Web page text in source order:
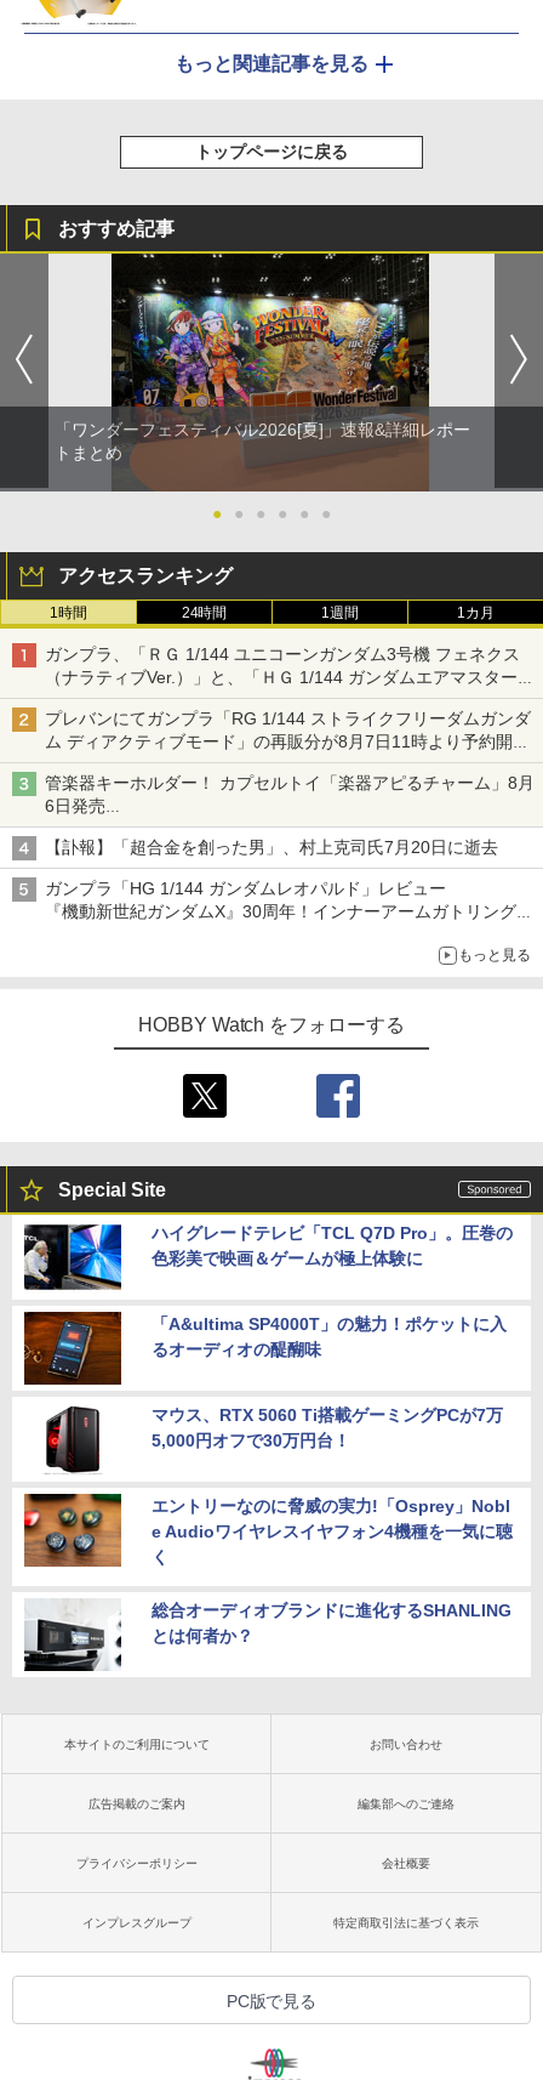
もっと関連記事を見る
トップページに戻る
おすすめ記事
「ワンダーフェスティバル2026[夏]」速報&詳細レポー
トまとめ
● ● ● ● ● ●
アクセスランキング
1時間 24時間 1週間 1カ月
ガンプラ、「ＲＧ 1/144 ユニコーンガンダム3号機 フェネクス
（ナラティブVer.）」と、「ＨＧ 1/144 ガンダムエアマスターバ
ースト」再販
プレバンにてガンプラ「RG 1/144 ストライクフリーダムガンダ
ム ディアクティブモード」の再販分が8月7日11時より予約開
始！
管楽器キーホルダー！ カプセルトイ「楽器アピるチャーム」8月
6日発売
チューバ、テナサクなど5種各3色
【訃報】「超合金を創った男」、村上克司氏7月20日に逝去
ガンプラ「HG 1/144 ガンダムレオパルド」レビュー
『機動新世紀ガンダムX』30周年！インナーアームガトリングの
もっと見る
HOBBY Watch をフォローする
Special Site
ハイグレードテレビ「TCL Q7D Pro」。圧巻の
色彩美で映画＆ゲームが極上体験に
「A&ultima SP4000T」の魅力！ポケットに入
るオーディオの醍醐味
マウス、RTX 5060 Ti搭載ゲーミングPCが7万
5,000円オフで30万円台！
エントリーなのに脅威の実力!「Osprey」Nobl
e Audioワイヤレスイヤフォン4機種を一気に聴
く
総合オーディオブランドに進化するSHANLING
とは何者か？
本サイトのご利用について お問い合わせ
広告掲載のご案内 編集部へのご連絡
プライバシーポリシー 会社概要
インプレスグループ 特定商取引法に基づく表示
PC版で見る